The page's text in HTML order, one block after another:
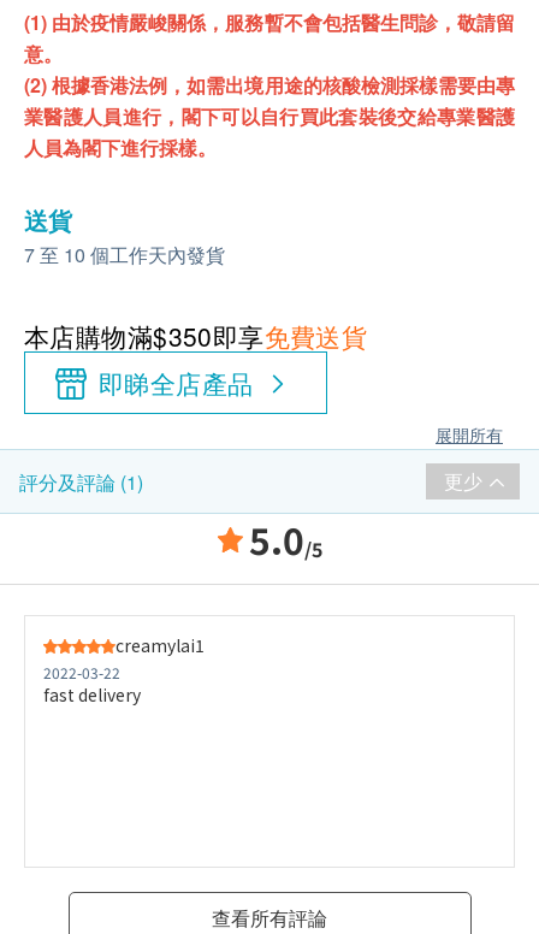
(1) 由於疫情嚴峻關係，服務暫不會包括醫生問診，敬請留
意。
(2) 根據香港法例，如需出境用途的核酸檢測採樣需要由專
業醫護人員進行，閣下可以自行買此套裝後交給專業醫護
人員為閣下進行採樣。
送貨
7 至 10 個工作天內發貨
本店購物滿$350即享免費送貨
即睇全店產品
展開所有
評分及評論 (1) 更少
5.0/5
creamylai1
2022-03-22
fast delivery
查看所有評論